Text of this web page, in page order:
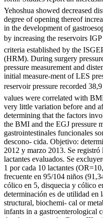
Yehoshua showed decreased
degree of opening thereof
in the development of
by increasing the reservoirs
criteria established by the
(HRM). During surgery
pressure measurement and
initial measure-ment of LES
reservoir pressure recorded
values were correlated with
very little variation before and
determining that the factors
the BMI and the EGJ pressure
gastrointestinales funcionales
descono- cida. Objetivo:
2012 y marzo 2013. Se
lactantes evaluados. Se
1 por cada 10 lactantes
frecuente en 95/104 niños
cólico en 5, disquecia y cólico
determinación es de utilidad
structural, biochemi- cal or
infants in a gastroenterological